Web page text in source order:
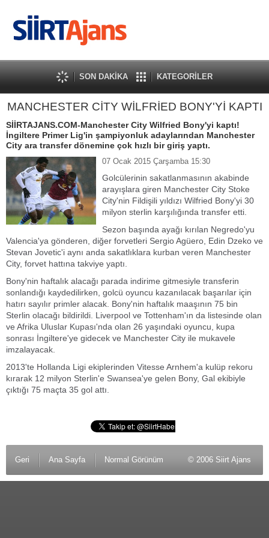
SON DAKİKA KATEGORİLER
MANCHESTER CİTY WİLFRİED BONY'Yİ KAPTI
SİİRTAJANS.COM-Manchester City Wilfried Bony'yi kaptı!
İngiltere Primer Lig'in şampiyonluk adaylarından Manchester
City ara transfer dönemine çok hızlı bir giriş yaptı.
07 Ocak 2015 Çarşamba 15:30
Golcülerinin sakatlanmasının akabinde
arayışlara giren Manchester City Stoke
City'nin Fildişili yıldızı Wilfried Bony'yi 30
milyon sterlin karşılığında transfer etti.
Sezon başında ayağı kırılan Negredo'yu
Valencia'ya gönderen, diğer forvetleri Sergio Agüero, Edin Dzeko ve
Stevan Jovetic'i aynı anda sakatlıklara kurban veren Manchester
City, forvet hattına takviye yaptı.
Bony'nin haftalık alacağı parada indirime gitmesiyle transferin
sonlandığı kaydedilirken, golcü oyuncu kazanılacak başarılar için
hatırı sayılır primler alacak. Bony'nin haftalık maaşının 75 bin
Sterlin olacağı bildirildi. Liverpool ve Tottenham'ın da listesinde olan
ve Afrika Uluslar Kupası'nda olan 26 yaşındaki oyuncu, kupa
sonrası İngiltere'ye gidecek ve Manchester City ile mukavele
imzalayacak.
2013'te Hollanda Ligi ekiplerinden Vitesse Arnhem'a kulüp rekoru
kırarak 12 milyon Sterlin'e Swansea'ye gelen Bony, Gal ekibiyle
çıktığı 75 maçta 35 gol attı.
Geri Ana Sayfa Normal Görünüm © 2006 Siirt Ajans